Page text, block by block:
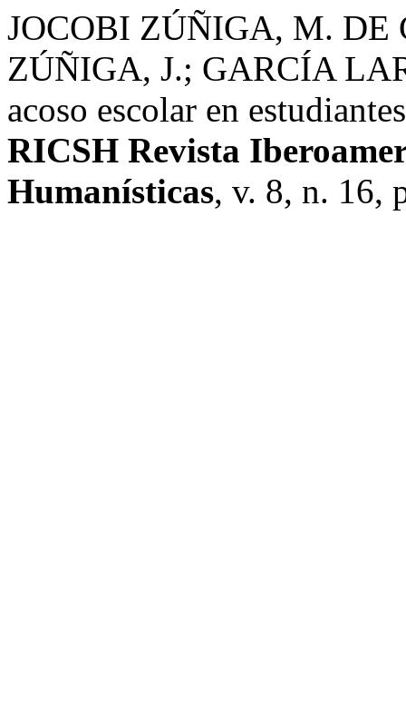
JOCOBI ZÚÑIGA, M. DE
ZÚÑIGA, J.; GARCÍA
acoso escolar en
RICSH Revista
Humanísticas, v. 8, n. 16,